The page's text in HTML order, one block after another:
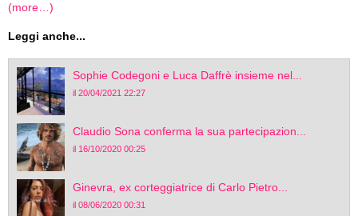
(more…)
Leggi anche...
Sophie Codegoni e Luca Daffrè insieme nel...
il 20/04/2021 22:27
Claudio Sona conferma la sua partecipazion...
il 16/10/2020 00:25
Ginevra, ex corteggiatrice di Carlo Pietro...
il 08/06/2020 00:31